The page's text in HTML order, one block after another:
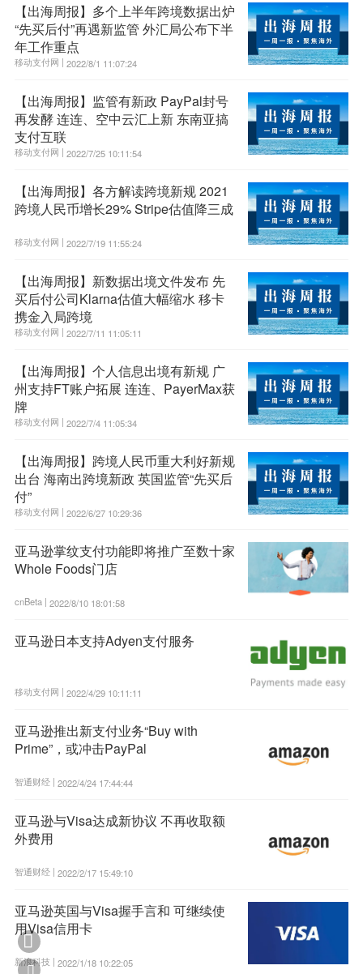
【出海周报】多个上半年跨境数据出炉
“先买后付”再遇新监管 外汇局公布下半
年工作重点
移动支付网 | 2022/8/1 11:07:24
【出海周报】监管有新政 PayPal封号
再发酵 连连、空中云汇上新 东南亚搞
支付互联
移动支付网 | 2022/7/25 10:11:54
【出海周报】各方解读跨境新规 2021
跨境人民币增长29% Stripe估值降三成
移动支付网 | 2022/7/19 11:55:24
【出海周报】新数据出境文件发布 先
买后付公司Klarna估值大幅缩水 移卡
携金入局跨境
移动支付网 | 2022/7/11 11:05:11
【出海周报】个人信息出境有新规 广
州支持FT账户拓展 连连、PayerMax获
牌
移动支付网 | 2022/7/4 11:05:34
【出海周报】跨境人民币重大利好新规
出台 海南出跨境新政 英国监管“先买后
付”
移动支付网 | 2022/6/27 10:29:36
亚马逊掌纹支付功能即将推广至数十家
Whole Foods门店
cnBeta | 2022/8/10 18:01:58
亚马逊日本支持Adyen支付服务
移动支付网 | 2022/4/29 10:11:11
亚马逊推出新支付业务“Buy with
Prime”，或冲击PayPal
智通财经 | 2022/4/24 17:44:44
亚马逊与Visa达成新协议 不再收取额
外费用
智通财经 | 2022/2/17 15:49:10
亚马逊英国与Visa握手言和 可继续使
用Visa信用卡
新浪科技 | 2022/1/18 10:22:05

